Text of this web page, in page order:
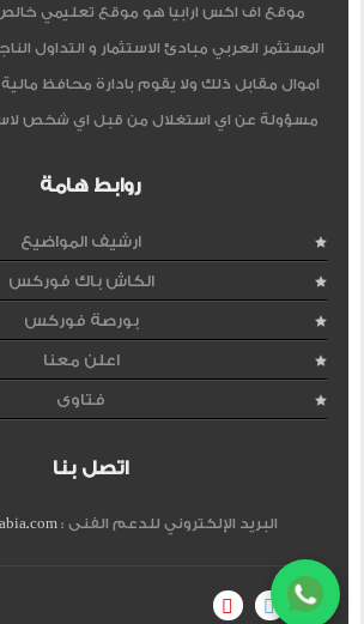
موقع اف اكس ارابيا هو موقع تعليمي
المستثمر العربي مبادئ الاستثمار و التداول
اموال مقابل ذلك ولا يقوم بادارة محافظ مالية
مسؤولة عن اي استغلال من قبل اي شخص
روابط هامة
ارشيف المواضيع
الكاش باك فوركس
بورصة فوركس
اعلن معنا
فتاوى
اتصل بنا
البريد الإلكتروني للدعم الفنى :